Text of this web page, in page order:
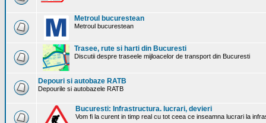
Metroul bucurestean
Metroul bucurestean
Trasee, rute si harti din Bucuresti
Discutii despre traseele mijloacelor de transport din Bucuresti
Depouri si autobaze RATB
Depourile si autobazele RATB
Bucuresti: Infrastructura. lucrari, devieri
Vom fi la curent in timp real cu tot ceea ce inseamna lucrari la